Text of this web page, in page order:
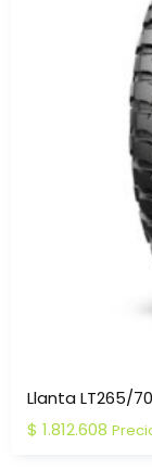
Llanta LT265/70
$ 1.812.608